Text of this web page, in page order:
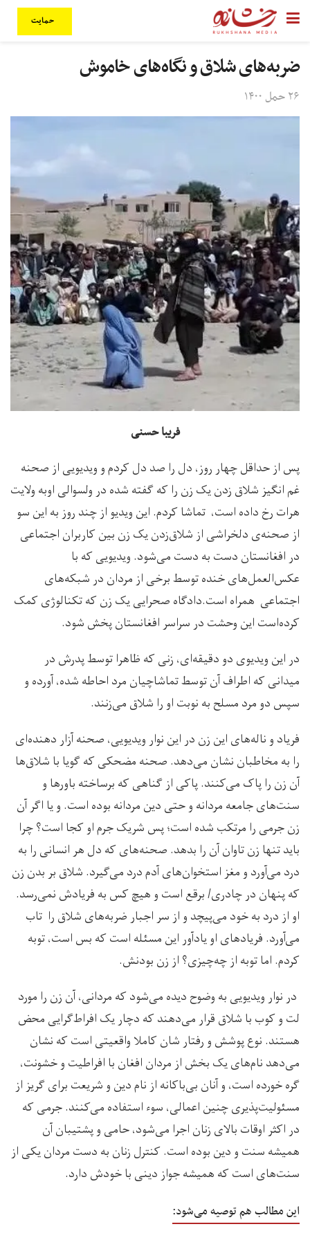
حمایت
ضربه‌های شلاق و نگاه‌های خاموش
۲۶ حمل ۱۴۰۰
فریبا حسنی
پس از حداقل چهار روز، دل را صد دل کردم و ویدیویی از صحنه
غم انگیز شلاق زدن یک زن را که گفته شده در ولسوالی اوبه ولایت
هرات رخ داده است، تماشا کردم. این ویدیو از چند روز به این سو
از صحنه‌ی دلخراشی از شلاق‌زدن یک زن بین کاربران اجتماعی
در افغانستان دست به دست می‌شود. ویدیویی که با
عکس‌العمل‌های خنده توسط برخی از مردان در شبکه‌های
اجتماعی همراه است.دادگاه صحرایی یک زن که تکنالوژی کمک
کرده‌است این وحشت در سراسر افغانستان پخش شود.
در این ویدیوی دو دقیقه‌ای، زنی که ظاهرا توسط پدرش در
میدانی که اطراف آن توسط تماشاچیان مرد احاطه شده، آورده و
سپس دو مرد مسلح به نوبت او را شلاق می‌زنند.
فریاد و ناله‌های این زن در این نوار ویدیویی، صحنه آزار دهنده‌ای
را به مخاطبان نشان می‌دهد. صحنه مضحکی که گویا با شلاق‌ها
آن زن را پاک می‌کنند. پاکی از گناهی که برساخته باورها و
سنت‌های جامعه مردانه و حتی دین مردانه بوده است. و یا اگر آن
زن جرمی را مرتکب شده است؛ پس شریک جرم او کجا است؟ چرا
باید تنها زن تاوان آن را بدهد. صحنه‌های که دل هر انسانی را به
درد می‌آورد و مغز استخوان‌های آدم درد می‌گیرد. شلاق بر بدن زن
که پنهان در چادری/ برقع است و هیچ کس به فریادش نمی‌رسد.
او از درد به خود می‌پیچد و از سر اجبار ضربه‌های شلاق را تاب
می‌آورد. فریادهای او یادآور این مسئله است که بس است، توبه
کردم. اما توبه از چه‌چیزی؟ از زن بودنش.
در نوار ویدیویی به وضوح دیده می‌شود که مردانی، آن زن را مورد
لت و کوب با شلاق قرار می‌دهند که دچار یک افراط‌گرایی محض
هستند. نوع پوشش و رفتار شان کاملا واقعیتی است که نشان
می‌دهد نام‌های یک بخش از مردان افغان با افراطیت و خشونت،
گره خورده است، و آنان بی‌باکانه از نام دین و شریعت برای گریز از
مسئولیت‌پذیری چنین اعمالی، سوء استفاده می‌کنند. جرمی که
در اکثر اوقات بالای زنان اجرا می‌شود، حامی و پشتیبان آن
همیشه سنت و دین بوده است. کنترل زنان به دست مردان یکی از
سنت‌های است که همیشه جواز دینی با خودش دارد.
این مطالب هم توصیه می‌شود: